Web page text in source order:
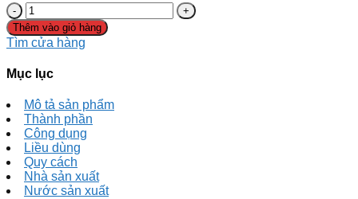
Máy
trợ
thính
Newsound
B80P
số
Thêm vào giỏ hàng
Tìm cửa hàng
Mục lục
Mô tả sản phẩm
Thành phần
Công dụng
Liều dùng
Quy cách
Nhà sản xuất
Nước sản xuất